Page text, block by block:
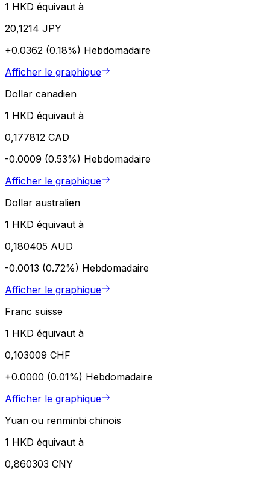
1 HKD équivaut à
20,1214 JPY
+0.0362 (0.18%) Hebdomadaire
Afficher le graphique
Dollar canadien
1 HKD équivaut à
0,177812 CAD
-0.0009 (0.53%) Hebdomadaire
Afficher le graphique
Dollar australien
1 HKD équivaut à
0,180405 AUD
-0.0013 (0.72%) Hebdomadaire
Afficher le graphique
Franc suisse
1 HKD équivaut à
0,103009 CHF
+0.0000 (0.01%) Hebdomadaire
Afficher le graphique
Yuan ou renminbi chinois
1 HKD équivaut à
0,860303 CNY